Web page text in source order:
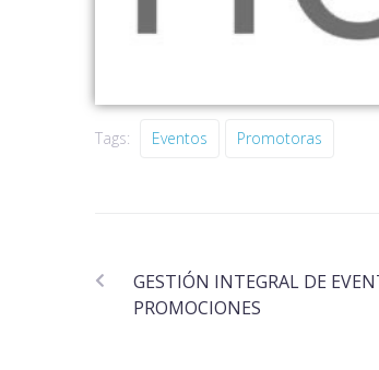
Tags: Eventos Promotoras
GESTIÓN INTEGRAL DE
PROMOCIONES